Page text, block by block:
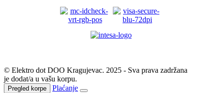
© Elektro dot DOO Kragujevac. 2025 - Sva prava zadržana
je dodat/a u vašu korpu.
Pregled korpe Plaćanje